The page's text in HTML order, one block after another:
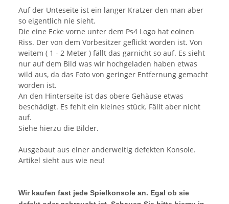
Auf der Unteseite ist ein langer Kratzer den man aber
so eigentlich nie sieht.
Die eine Ecke vorne unter dem Ps4 Logo hat eoinen
Riss. Der von dem Vorbesitzer geflickt worden ist. Von
weitem ( 1 - 2 Meter ) fällt das garnicht so auf. Es sieht
nur auf dem Bild was wir hochgeladen haben etwas
wild aus, da das Foto von geringer Entfernung gemacht
worden ist.
An den Hinterseite ist das obere Gehäuse etwas
beschädigt. Es fehlt ein kleines stück. Fällt aber nicht
auf.
Siehe hierzu die Bilder.
Ausgebaut aus einer anderweitig defekten Konsole.
Artikel sieht aus wie neu!
Wir kaufen fast jede Spielkonsole an. Egal ob sie